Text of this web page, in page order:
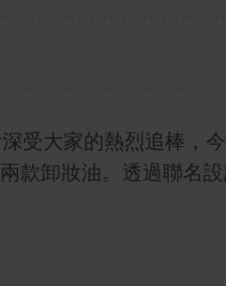
受大家的熱烈追棒，
款卸妝油。透過聯名